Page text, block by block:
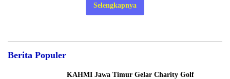
Selengkapnya
Berita Populer
KAHMI Jawa Timur Gelar Charity Golf